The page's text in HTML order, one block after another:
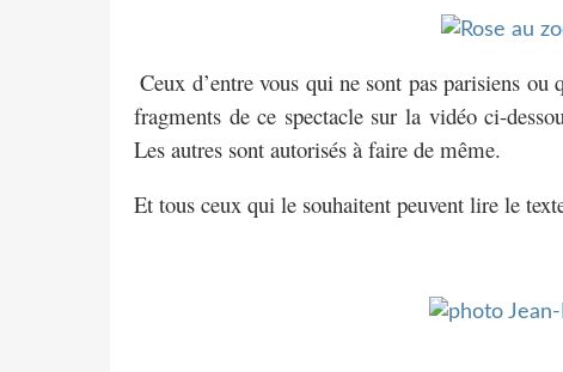
Ceux d’entre vous qui ne sont pas parisiens ou
fragments de ce spectacle sur la vidéo ci-
Les autres sont autorisés à faire de même.
Et tous ceux qui le souhaitent peuvent lire le